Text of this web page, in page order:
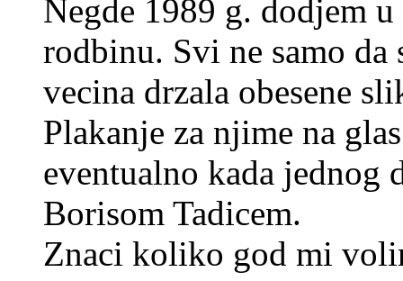
Negde 1989 g. dodjem
rodbinu. Svi ne samo
vecina drzala obesene
Plakanje za njime na
eventualno kada jednog
Borisom Tadicem.
Znaci koliko god mi